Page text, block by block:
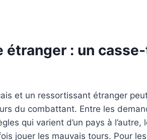
étranger : un
et un ressortissant étranger
du combattant. Entre les
qui varient d’un pays à l’autre,
jouer les mauvais tours. Pour